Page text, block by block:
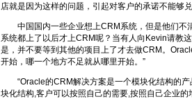
店就是因为这样的问题，引起对客户的承诺不能够
中国国内一些企业想上CRM系统，但是他们不
系统都上了以后才上CRM呢？当有人向Kevin请教
是，并不要等到其他的项目上了才去做CRM。
开始，哪一个地方不足就从哪里开始。”
“Oracle的CRM解决方案是一个模块化结构的产
块化结构,客户可以按照自己的需要,按照自己企业